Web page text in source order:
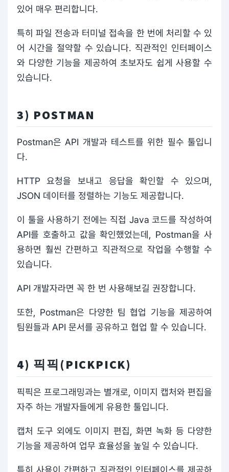
있어 매우 편리합니다.
특히 파일 전송과 터미널 접속을 한 번에 처리할 수 있
어 시간을 절약할 수 있습니다. 직관적인 인터페이스
와 다양한 기능을 제공하여 초보자도 쉽게 사용할 수
있습니다.
3) POSTMAN
Postman은 API 개발과 테스트를 위한 필수 툴입니
다.
HTTP 요청을 보내고 응답을 확인할 수 있으며,
JSON 데이터를 정렬하는 기능도 제공합니다.
이 툴을 사용하기 전에는 직접 Java 코드를 작성하여
API를 호출하고 값을 확인했었는데, Postman을 사
용하면 훨씬 간편하고 직관적으로 작업을 수행할 수
있습니다.
API 개발자라면 꼭 한 번 사용해보길 권장합니다.
또한, Postman은 다양한 팀 협업 기능을 제공하여
팀원들과 API 문서를 공유하고 협업 할 수 있습니다.
4) 픽픽(PICKPICK)
픽픽은 프로그래밍과는 별개로, 이미지 캡처와 편집을
자주 하는 개발자들에게 유용한 툴입니다.
캡처 도구 외에도 이미지 편집, 화면 녹화 등 다양한
기능을 제공하여 업무 효율성을 높일 수 있습니다.
특히 사용이 간편하고 직관적인 인터페이스를 제공하